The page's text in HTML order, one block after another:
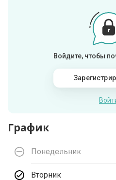
Войдите, чтобы
График
Понедельник
Вторник